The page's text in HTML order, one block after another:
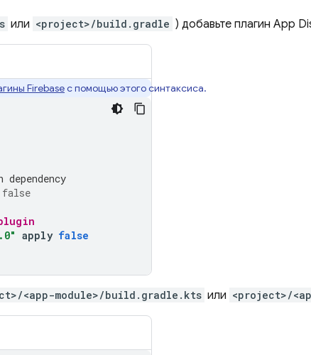
или <project>/build.gradle ) добавьте плагин App
Firebaseс помощью этого синтаксиса.
false
apply false
<app-module>/build.gradle.kts или <project>/